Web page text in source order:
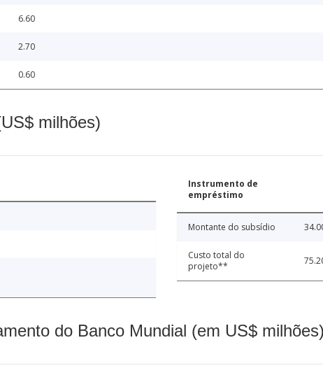
6.60
2.70
0.60
milhões)
Instrumento de
empréstimo
Montante do subsídio
Custo total do
projeto**
do Banco Mundial (em US$